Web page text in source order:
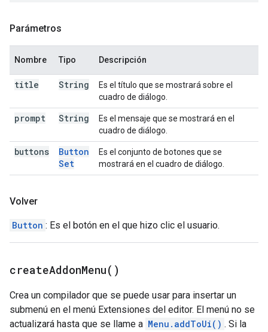
Parámetros
Nombre Tipo Descripción
title String
Es el título que se mostrará sobre el
cuadro de diálogo.
prompt String
Es el mensaje que se mostrará en el
cuadro de diálogo.
buttons
Button
Set
Es el conjunto de botones que se
mostrará en el cuadro de diálogo.
Volver
Button : Es el botón en el que hizo clic el usuario.
createAddonMenu( )
Crea un compilador que se puede usar para insertar un
submenú en el menú Extensiones del editor. El menú no se
actualizará hasta que se llame a Menu.addToUi() . Si la